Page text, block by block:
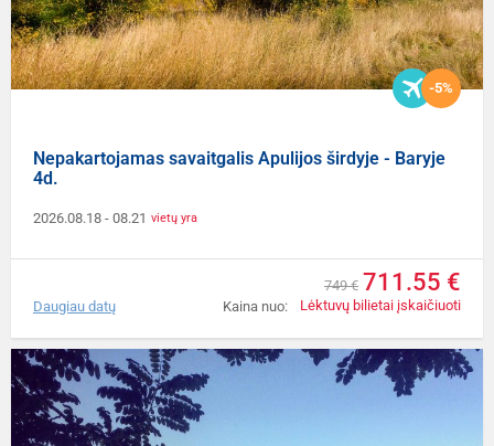
-5%
Nepakartojamas savaitgalis Apulijos širdyje - Baryje
4d.
2026.08.18 - 08.21 vietų yra
Kaina nuo:
749 € 711.55 €
Lėktuvų bilietai įskaičiuoti
Daugiau datų